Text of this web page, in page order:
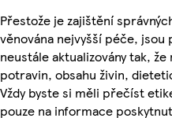
Přestože je zajištění
věnována nejvyšší péče,
neustále aktualizovány tak,
potravin, obsahu živin,
Vždy byste si měli přečíst
pouze na informace